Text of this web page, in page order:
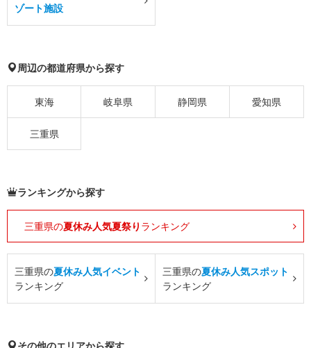
ゾート施設
周辺の都道府県から探す
東海 岐阜県 静岡県 愛知県
三重県
ランキングから探す
三重県の夏休み人気夏祭り ランキング
三重県の夏休み人気イベント
ランキング
三重県の夏休み人気スポット
ランキング